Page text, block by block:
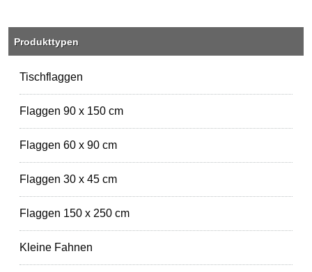
Produkttypen
Tischflaggen
Flaggen 90 x 150 cm
Flaggen 60 x 90 cm
Flaggen 30 x 45 cm
Flaggen 150 x 250 cm
Kleine Fahnen